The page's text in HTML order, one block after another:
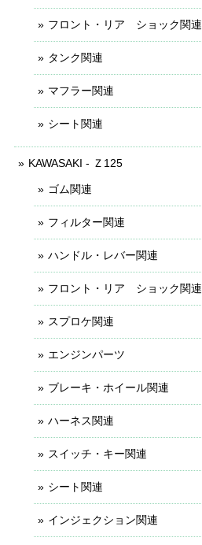
フロント・リア ショック関連
タンク関連
マフラー関連
シート関連
KAWASAKI - Ｚ125
ゴム関連
フィルター関連
ハンドル・レバー関連
フロント・リア ショック関連
スプロケ関連
エンジンパーツ
ブレーキ・ホイール関連
ハーネス関連
スイッチ・キー関連
シート関連
インジェクション関連